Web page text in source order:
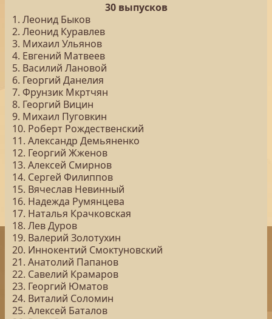
30 выпусков
1. Леонид Быков
2. Леонид Куравлев
3. Михаил Ульянов
4. Евгений Матвеев
5. Василий Лановой
6. Георгий Данелия
7. Фрунзик Мкртчян
8. Георгий Вицин
9. Михаил Пуговкин
10. Роберт Рождественский
11. Александр Демьяненко
12. Георгий Жженов
13. Алексей Смирнов
14. Сергей Филиппов
15. Вячеслав Невинный
16. Надежда Румянцева
17. Наталья Крачковская
18. Лев Дуров
19. Валерий Золотухин
20. Иннокентий Смоктуновский
21. Анатолий Папанов
22. Савелий Крамаров
23. Георгий Юматов
24. Виталий Соломин
25. Алексей Баталов